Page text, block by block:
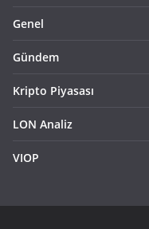
Genel
Gündem
Kripto Piyasası
LON Analiz
VIOP